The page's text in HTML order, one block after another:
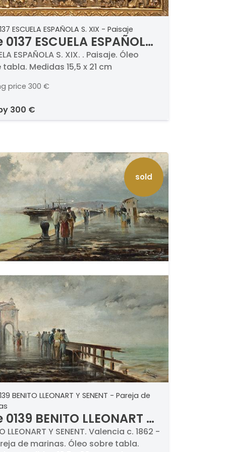
ESCUELA ESPAÑOLA S. XIX - Paisaje
0137 ESCUELA ESPAÑOLA
- Paisaje
ESPAÑOLA S. XIX. . Paisaje. Óleo
Medidas 15,5 x 21 cm
price 300 €
300 €
sold
BENITO LLEONART Y SENENT - Pareja de
0139 BENITO LLEONART Y
- Pareja de marinas
LLEONART Y SENENT. Valencia c. 1862 -
de marinas. Óleo sobre tabla.